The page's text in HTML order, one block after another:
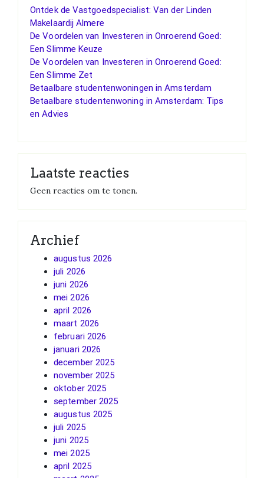
Ontdek de Vastgoedspecialist: Van der Linden
Makelaardij Almere
De Voordelen van Investeren in Onroerend Goed:
Een Slimme Keuze
De Voordelen van Investeren in Onroerend Goed:
Een Slimme Zet
Betaalbare studentenwoningen in Amsterdam
Betaalbare studentenwoning in Amsterdam: Tips
en Advies
Laatste reacties
Geen reacties om te tonen.
Archief
augustus 2026
juli 2026
juni 2026
mei 2026
april 2026
maart 2026
februari 2026
januari 2026
december 2025
november 2025
oktober 2025
september 2025
augustus 2025
juli 2025
juni 2025
mei 2025
april 2025